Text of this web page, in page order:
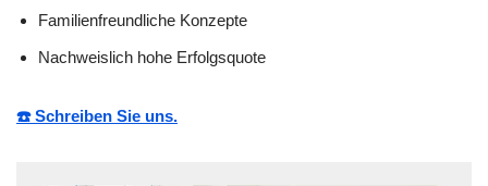
Familienfreundliche Konzepte
Nachweislich hohe Erfolgsquote
☎️ Schreiben Sie uns.